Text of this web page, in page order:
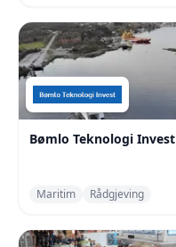
Bømlo Teknologi Invest
Maritim Rådgjeving